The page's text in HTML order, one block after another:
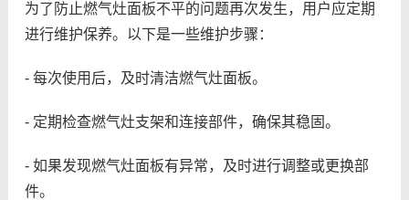
为了防止燃气灶面板不平的问题再次发生，用户应定期
进行维护保养。以下是一些维护步骤：
- 每次使用后，及时清洁燃气灶面板。
- 定期检查燃气灶支架和连接部件，确保其稳固。
- 如果发现燃气灶面板有异常，及时进行调整或更换部
件。